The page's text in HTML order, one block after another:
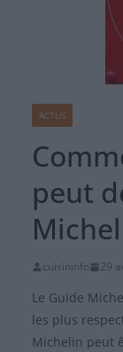
ACTUS
peut
cuisininfo 29
Le Guide
les plus
Michelin peut